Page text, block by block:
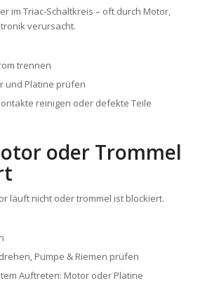
im Triac‑Schaltkreis – oft durch Motor,
verursacht.
trennen
und Platine prüfen
reinigen oder defekte Teile
oder Trommel
läuft nicht oder trommel ist blockiert.
Pumpe & Riemen prüfen
Auftreten: Motor oder Platine